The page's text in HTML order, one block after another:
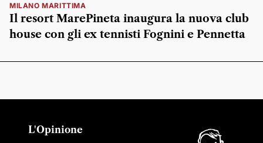
MILANO MARITTIMA
Il resort MarePineta inaugura la nuova club
house con gli ex tennisti Fognini e Pennetta
L'Opinione